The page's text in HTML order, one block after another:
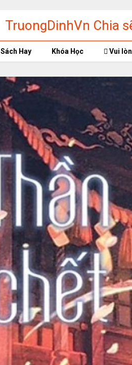
TruongDinhVn Chia
phần mềm học tập
Sách Hay Khóa Học Vui